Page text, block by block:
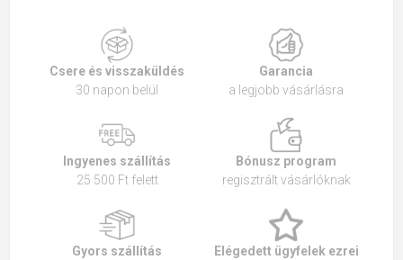
Csere és visszaküldés
30 napon belül
Garancia
a legjobb vásárlásra
Ingyenes szállítás
25 500 Ft felett
Bónusz program
regisztrált vásárlóknak
Gyors szállítás Elégedett ügyfelek ezrei